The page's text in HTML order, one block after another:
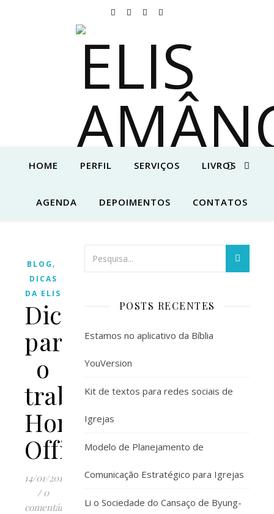
HOME PERFIL SERVIÇOS LIVROS
AGENDA DEPOIMENTOS CONTATOS
BLOG ,
DICAS
DA ELIS
Dicas
para
o
trabalho
Home
Office
14/01/2016
/ 0
comentários
POSTS RECENTES
Estamos no aplicativo da Bíblia
YouVersion
Kit de textos para redes sociais de
Igrejas
Modelo de Planejamento de
Comunicação Estratégico para Igrejas
Li o Sociedade do Cansaço de Byung-